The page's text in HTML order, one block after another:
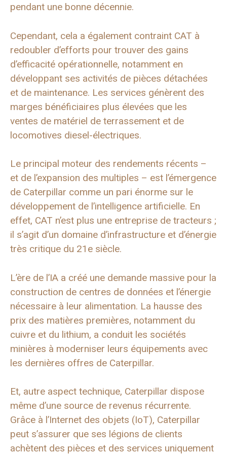
pendant une bonne décennie.
Cependant, cela a également contraint CAT à
redoubler d’efforts pour trouver des gains
d’efficacité opérationnelle, notamment en
développant ses activités de pièces détachées
et de maintenance. Les services génèrent des
marges bénéficiaires plus élevées que les
ventes de matériel de terrassement et de
locomotives diesel-électriques.
Le principal moteur des rendements récents –
et de l’expansion des multiples – est l’émergence
de Caterpillar comme un pari énorme sur le
développement de l’intelligence artificielle. En
effet, CAT n’est plus une entreprise de tracteurs ;
il s’agit d’un domaine d’infrastructure et d’énergie
très critique du 21e siècle.
L’ère de l’IA a créé une demande massive pour la
construction de centres de données et l’énergie
nécessaire à leur alimentation. La hausse des
prix des matières premières, notamment du
cuivre et du lithium, a conduit les sociétés
minières à moderniser leurs équipements avec
les dernières offres de Caterpillar.
Et, autre aspect technique, Caterpillar dispose
même d’une source de revenus récurrente.
Grâce à l’Internet des objets (IoT), Caterpillar
peut s’assurer que ses légions de clients
achètent des pièces et des services uniquement